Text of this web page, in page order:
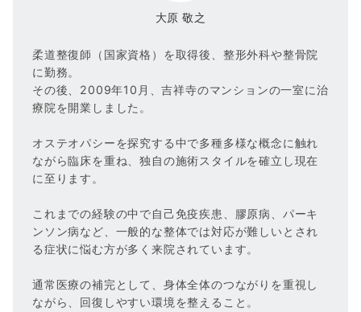
大原 敬之
柔道整復師（国家資格）を取得後、整形外科や整骨院
に勤務。
その後、2009年10月、吉祥寺のマンションの一室に治
療院を開業しました。
オステオパシーを探究する中で多種多様な概念に触れ
ながら臨床を重ね、独自の施術スタイルを確立し現在
に至ります。
これまでの経験の中で自己免疫疾患、膠原病、パーキ
ンソン病など、一般的な整体では対応が難しいとされ
る症状に悩む方が多く来院されています。
通常医療の補完として、身体全体のつながりを重視し
ながら、回復しやすい環境を整えること。